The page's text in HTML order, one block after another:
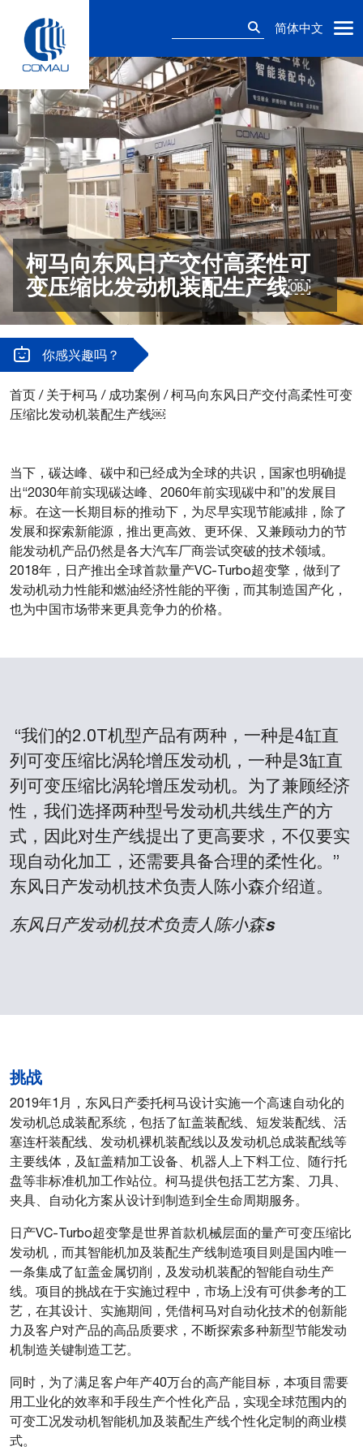
content
简体中文
柯马向东风日产交付高柔性可
变压缩比发动机装配生产线￼
你感兴趣吗？
首页 / 关于柯马 / 成功案例 /柯马向东风日产交付高柔性可变
压缩比发动机装配生产线￼
当下，碳达峰、碳中和已经成为全球的共识，国家也明确提
出“2030年前实现碳达峰、2060年前实现碳中和”的发展目
标。在这一长期目标的推动下，为尽早实现节能减排，除了
发展和探索新能源，推出更高效、更环保、又兼顾动力的节
能发动机产品仍然是各大汽车厂商尝试突破的技术领域。
2018年，日产推出全球首款量产VC-Turbo超变擎，做到了
发动机动力性能和燃油经济性能的平衡，而其制造国产化，
也为中国市场带来更具竞争力的价格。
“我们的2.0T机型产品有两种，一种是4缸直
列可变压缩比涡轮增压发动机，一种是3缸直
列可变压缩比涡轮增压发动机。为了兼顾经济
性，我们选择两种型号发动机共线生产的方
式，因此对生产线提出了更高要求，不仅要实
现自动化加工，还需要具备合理的柔性化。”
东风日产发动机技术负责人陈小森介绍道。
东风日产发动机技术负责人陈小森s
挑战
2019年1月，东风日产委托柯马设计实施一个高速自动化的
发动机总成装配系统，包括了缸盖装配线、短发装配线、活
塞连杆装配线、发动机裸机装配线以及发动机总成装配线等
主要线体，及缸盖精加工设备、机器人上下料工位、随行托
盘等非标准机加工作站位。 柯马提供包括工艺方案、刀具、
夹具、自动化方案从设计到制造到全生命周期服务。
日产VC-Turbo超变擎是世界首款机械层面的量产可变压缩比
发动机，而其智能机加及装配生产线制造项目则是国内唯一
一条集成了缸盖金属切削，及发动机装配的智能自动生产
线。项目的挑战在于实施过程中，市场上没有可供参考的工
艺，在其设计、实施期间，凭借柯马对自动化技术的创新能
力及客户对产品的高品质要求，不断探索多种新型节能发动
机制造关键制造工艺。
同时，为了满足客户年产40万台的高产能目标，本项目需要
用工业化的效率和手段生产个性化产品，实现全球范围内的
可变工况发动机智能机加及装配生产线个性化定制的商业模
式。